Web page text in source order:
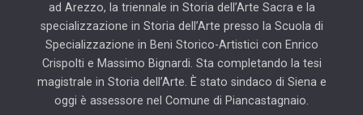
ad Arezzo, la triennale in Storia dell’Arte Sacra e la
specializzazione in Storia dell’Arte presso la Scuola di
Specializzazione in Beni Storico-Artistici con Enrico
Crispolti e Massimo Bignardi. Sta completando la tesi
magistrale in Storia dell’Arte. È stato sindaco di Siena e
oggi è assessore nel Comune di Piancastagnaio.